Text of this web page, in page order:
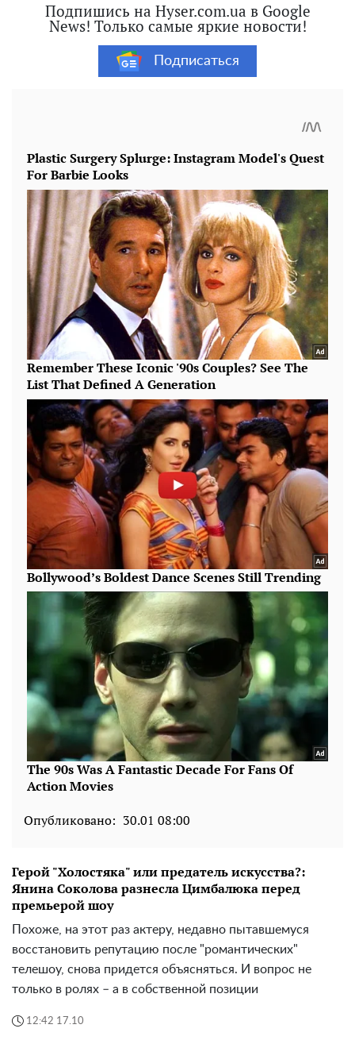
Подпишись на Hyser.com.ua в Google
News! Только самые яркие новости!
Подписаться
Опубликовано: 30.01 08:00
Герой "Холостяка" или предатель искусства?:
Янина Соколова разнесла Цимбалюка перед
премьерой шоу
Похоже, на этот раз актеру, недавно пытавшемуся
восстановить репутацию после "романтических"
телешоу, снова придется объясняться. И вопрос не
только в ролях – а в собственной позиции
12:42 17.10